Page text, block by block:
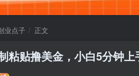
业点子 正文
粘贴撸美金，小白5分钟